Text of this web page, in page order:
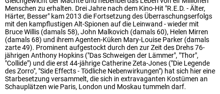
Menschen zu erhalten. Drei Jahre nach dem Kino-Hit "R.E.D. - Älter,
Härter, Besser" kam 2013 die Fortsetzung des Überraschungserfolgs
mit den kampflustigen Alt-Spionen auf die Leinwand - wieder mit
Bruce Willis (damals 58), John Malkovich (damals 60), Helen Mirren
(damals 68) und ihrem Agenten-Küken Mary-Louise Parker (damals
zarte 49). Prominent aufgestockt durch den zur Zeit des Drehs 76-
jährigen Anthony Hopkins ("Das Schweigen der Lämmer", "Thor",
"Collide") und die erst 44-jährige Catherine Zeta-Jones ("Die Legende
des Zorro", "Side Effects - Tödliche Nebenwirkungen") hat sich hier eine
Starbesetzung versammelt, die sich in extravaganten Kostümen an
Schauplätzen wie Paris, London und Moskau tummeln darf.